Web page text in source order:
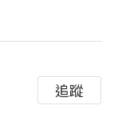
追蹤